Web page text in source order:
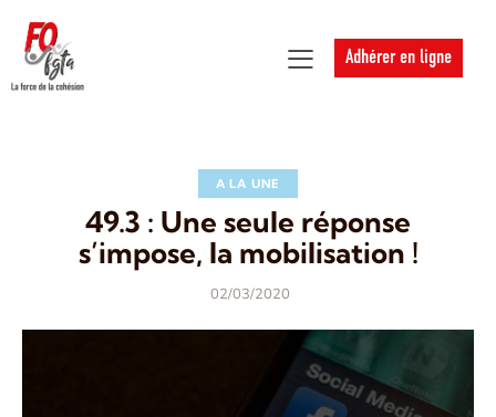
Adhérer en ligne
A LA UNE
49.3 : Une seule réponse
s’impose, la mobilisation !
02/03/2020